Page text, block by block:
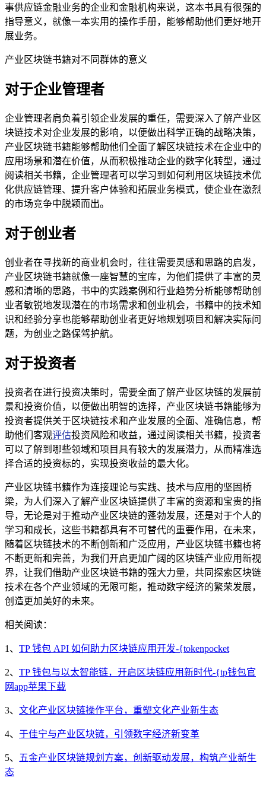
事供应链金融业务的企业和金融机构来说，这本书具有很强的
指导意义，就像一本实用的操作手册，能够帮助他们更好地开
展业务。
产业区块链书籍对不同群体的意义
对于企业管理者
企业管理者肩负着引领企业发展的重任，需要深入了解产业区
块链技术对企业发展的影响，以便做出科学正确的战略决策，
产业区块链书籍能够帮助他们全面了解区块链技术在企业中的
应用场景和潜在价值，从而积极推动企业的数字化转型，通过
阅读相关书籍，企业管理者可以学习到如何利用区块链技术优
化供应链管理、提升客户体验和拓展业务模式，使企业在激烈
的市场竞争中脱颖而出。
对于创业者
创业者在寻找新的商业机会时，往往需要灵感和思路的启发，
产业区块链书籍就像一座智慧的宝库，为他们提供了丰富的灵
感和清晰的思路，书中的实践案例和行业趋势分析能够帮助创
业者敏锐地发现潜在的市场需求和创业机会，书籍中的技术知
识和经验分享也能够帮助创业者更好地规划项目和解决实际问
题，为创业之路保驾护航。
对于投资者
投资者在进行投资决策时，需要全面了解产业区块链的发展前
景和投资价值，以便做出明智的选择，产业区块链书籍能够为
投资者提供关于区块链技术和产业发展的全面、准确信息，帮
助他们客观评估投资风险和收益，通过阅读相关书籍，投资者
可以了解到哪些领域和项目具有较大的发展潜力，从而精准选
择合适的投资标的，实现投资收益的最大化。
产业区块链书籍作为连接理论与实践、技术与应用的坚固桥
梁，为人们深入了解产业区块链提供了丰富的资源和宝贵的指
导，无论是对于推动产业区块链的蓬勃发展，还是对于个人的
学习和成长，这些书籍都具有不可替代的重要作用，在未来，
随着区块链技术的不断创新和广泛应用，产业区块链书籍也将
不断更新和完善，为我们开启更加广阔的区块链产业应用新视
界，让我们借助产业区块链书籍的强大力量，共同探索区块链
技术在各个产业领域的无限可能，推动数字经济的繁荣发展，
创造更加美好的未来。
相关阅读：
1、 TP 钱包 API 如何助力区块链应用开发-{tokenpocket
2、 TP 钱包与以太智能链，开启区块链应用新时代-{tp钱包官
网app苹果下载
3、 文化产业区块链操作平台，重塑文化产业新生态
4、 于佳宁与产业区块链，引领数字经济新变革
5、
五金产业区块链规划方案，创新驱动发展，构筑产业新生
态